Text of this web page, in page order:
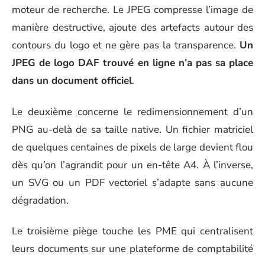
moteur de recherche. Le JPEG compresse l’image de
manière destructive, ajoute des artefacts autour des
contours du logo et ne gère pas la transparence. Un
JPEG de logo DAF trouvé en ligne n’a pas sa place
dans un document officiel.
Le deuxième concerne le redimensionnement d’un
PNG au-delà de sa taille native. Un fichier matriciel
de quelques centaines de pixels de large devient flou
dès qu’on l’agrandit pour un en-tête A4. À l’inverse,
un SVG ou un PDF vectoriel s’adapte sans aucune
dégradation.
Le troisième piège touche les PME qui centralisent
leurs documents sur une plateforme de comptabilité